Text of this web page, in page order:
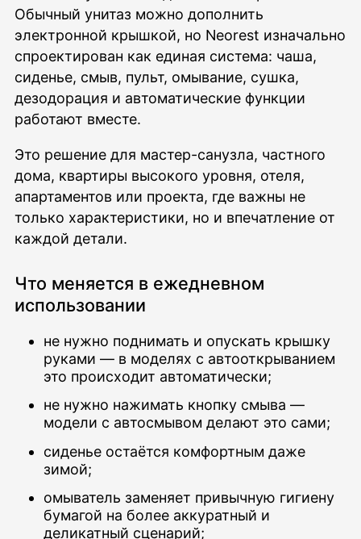
Обычный унитаз можно дополнить
электронной крышкой, но Neorest изначально
спроектирован как единая система: чаша,
сиденье, смыв, пульт, омывание, сушка,
дезодорация и автоматические функции
работают вместе.
Это решение для мастер-санузла, частного
дома, квартиры высокого уровня, отеля,
апартаментов или проекта, где важны не
только характеристики, но и впечатление от
каждой детали.
Что меняется в ежедневном
использовании
не нужно поднимать и опускать крышку
руками — в моделях с автооткрыванием
это происходит автоматически;
не нужно нажимать кнопку смыва —
модели с автосмывом делают это сами;
сиденье остаётся комфортным даже
зимой;
омыватель заменяет привычную гигиену
бумагой на более аккуратный и
деликатный сценарий;